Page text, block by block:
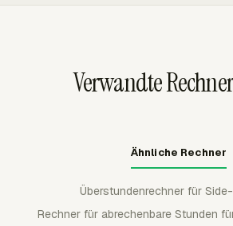
Verwandte
Ähnliche Rechner
Überstundenrechner für
Rechner für abrechenbare Stunden